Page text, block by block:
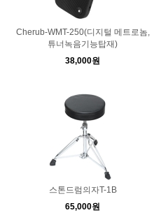
Cherub-WMT-250(디지털 메트로놈,
튜너녹음기능탑재)
38,000원
스톤드럼의자T-1B
65,000원